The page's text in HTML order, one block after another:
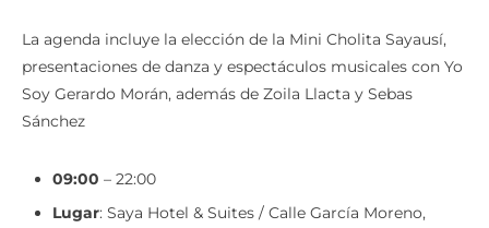
La agenda incluye la elección de la Mini Cholita Sayausí,
presentaciones de danza y espectáculos musicales con Yo
Soy Gerardo Morán, además de Zoila Llacta y Sebas
Sánchez
09:00 – 22:00
Lugar: Saya Hotel & Suites / Calle García Moreno,